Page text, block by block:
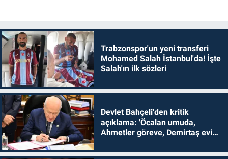
Trabzonspor'un yeni transferi
Mohamed Salah İstanbul'da! İşte
Salah'ın ilk sözleri
Devlet Bahçeli'den kritik
açıklama: 'Öcalan umuda,
Ahmetler göreve, Demirtaş evine